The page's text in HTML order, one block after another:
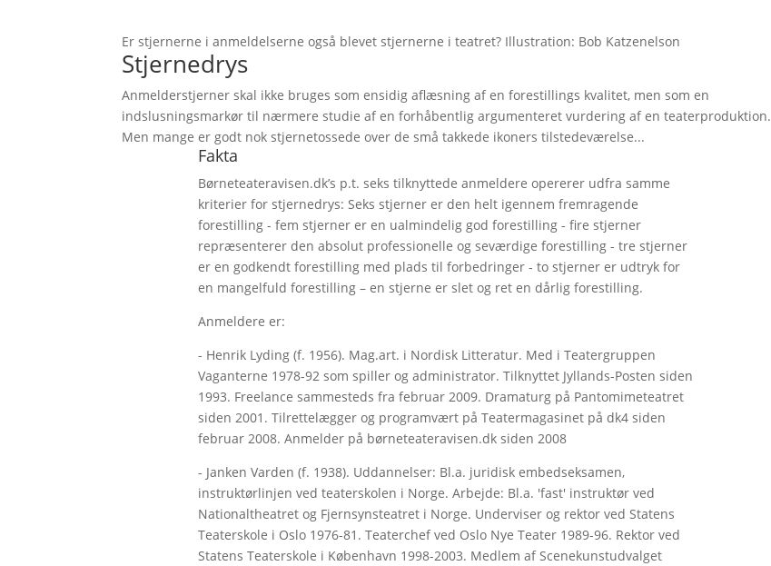
Er stjernerne i anmeldelserne også blevet stjernerne i teatret? Illustration: Bob Katzenelson
Stjernedrys
Anmelderstjerner skal ikke bruges som ensidig aflæsning af en forestillings kvalitet, men som en
indslusningsmarkør til nærmere studie af en forhåbentlig argumenteret vurdering af en teaterproduktion.
Men mange er godt nok stjernetossede over de små takkede ikoners tilstedeværelse...
Fakta
Børneteateravisen.dk’s p.t. seks tilknyttede anmeldere opererer udfra samme
kriterier for stjernedrys: Seks stjerner er den helt igennem fremragende
forestilling - fem stjerner er en ualmindelig god forestilling - fire stjerner
repræsenterer den absolut professionelle og seværdige forestilling - tre stjerner
er en godkendt forestilling med plads til forbedringer - to stjerner er udtryk for
en mangelfuld forestilling – en stjerne er slet og ret en dårlig forestilling.
Anmeldere er:
- Henrik Lyding (f. 1956). Mag.art. i Nordisk Litteratur. Med i Teatergruppen
Vaganterne 1978-92 som spiller og administrator. Tilknyttet Jyllands-Posten siden
1993. Freelance sammesteds fra februar 2009. Dramaturg på Pantomimeteatret
siden 2001. Tilrettelægger og programvært på Teatermagasinet på dk4 siden
februar 2008. Anmelder på børneteateravisen.dk siden 2008
- Janken Varden (f. 1938). Uddannelser: Bl.a. juridisk embedseksamen,
instruktørlinjen ved teaterskolen i Norge. Arbejde: Bl.a. 'fast' instruktør ved
Nationaltheatret og Fjernsynsteatret i Norge. Underviser og rektor ved Statens
Teaterskole i Oslo 1976-81. Teaterchef ved Oslo Nye Teater 1989-96. Rektor ved
Statens Teaterskole i København 1998-2003. Medlem af Scenekunstudvalget